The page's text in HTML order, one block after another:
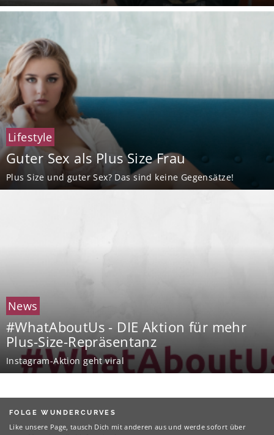
Lifestyle
Guter Sex als Plus Size Frau
Plus Size und guter Sex? Das sind keine Gegensätze!
News
#WhatAboutUs - DIE Aktion für mehr
Plus-Size-Repräsentanz
Instagram-Aktion geht viral
FOLGE WUNDERCURVES
Like unsere Page, tausch Dich mit anderen aus und werde sofort über